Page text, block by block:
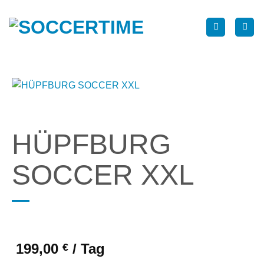
Inhalt
springen
HÜPFBURG
SOCCER XXL
199,00 € / Tag